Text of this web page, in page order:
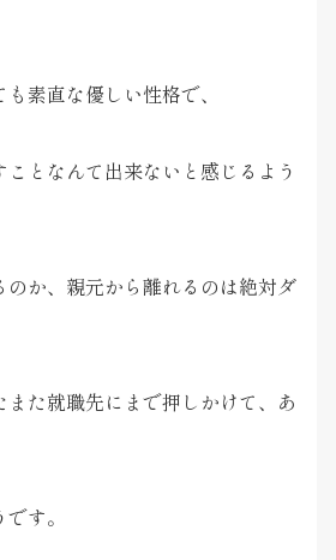
素直な優しい性格で、
ことなんて出来ないと感じるよう
のか、親元から離れるのは絶対ダ
た就職先にまで押しかけて、あ
す。